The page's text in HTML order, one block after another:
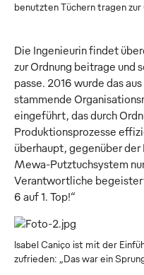
benutzten Tüchern tragen zur
Die Ingenieurin findet
zur Ordnung beitrage
passe. 2016 wurde das
stammende
eingeführt, das durch
Produktionsprozesse
überhaupt, gegenüber der
Mewa-Putztuchsystem
Verantwortliche
6 auf 1. Top!“
Isabel Caniço ist mit der
zufrieden: „Das war ein